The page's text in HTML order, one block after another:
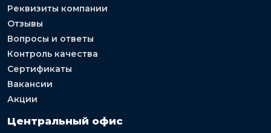
Реквизиты компании
Отзывы
Вопросы и ответы
Контроль качества
Сертификаты
Вакансии
Акции
Центральный офис